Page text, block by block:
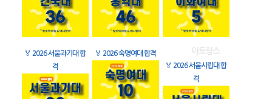
🏅 2026 서울과기대 합
격
🏅 2026 숙명여대 합격
🏅 2026 서울시립대 합
격